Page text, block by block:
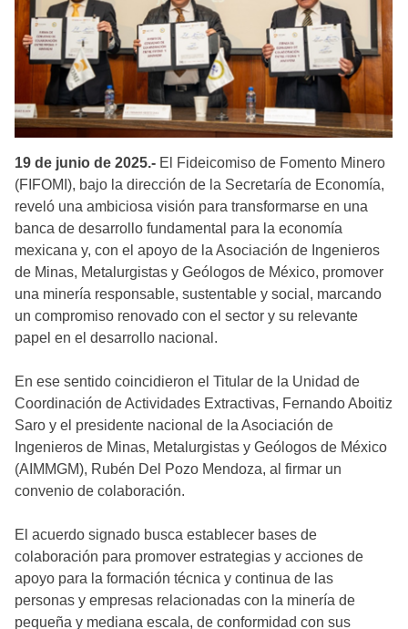
19 de junio de 2025.- El Fideicomiso de Fomento Minero
(FIFOMI), bajo la dirección de la Secretaría de Economía,
reveló una ambiciosa visión para transformarse en una
banca de desarrollo fundamental para la economía
mexicana y, con el apoyo de la Asociación de Ingenieros
de Minas, Metalurgistas y Geólogos de México, promover
una minería responsable, sustentable y social, marcando
un compromiso renovado con el sector y su relevante
papel en el desarrollo nacional.
En ese sentido coincidieron el Titular de la Unidad de
Coordinación de Actividades Extractivas, Fernando Aboitiz
Saro y el presidente nacional de la Asociación de
Ingenieros de Minas, Metalurgistas y Geólogos de México
(AIMMGM), Rubén Del Pozo Mendoza, al firmar un
convenio de colaboración.
El acuerdo signado busca establecer bases de
colaboración para promover estrategias y acciones de
apoyo para la formación técnica y continua de las
personas y empresas relacionadas con la minería de
pequeña y mediana escala, de conformidad con sus